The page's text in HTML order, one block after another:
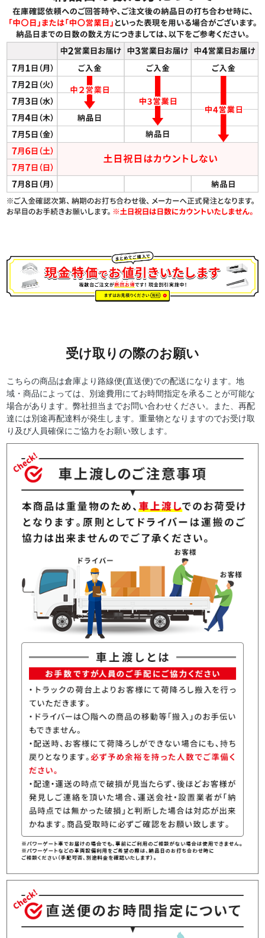
受け取りの際のお願い
こちらの商品は倉庫より路線便(直送便)での配送になります。地
域・商品によっては、別途費用にてお時間指定を承ることが可能な
場合があります。弊社担当までお問い合わせください。また、再配
達には別途再配達料が発生します。重量物となりますのでお受け取
り及び人員確保にご協力をお願い致します。